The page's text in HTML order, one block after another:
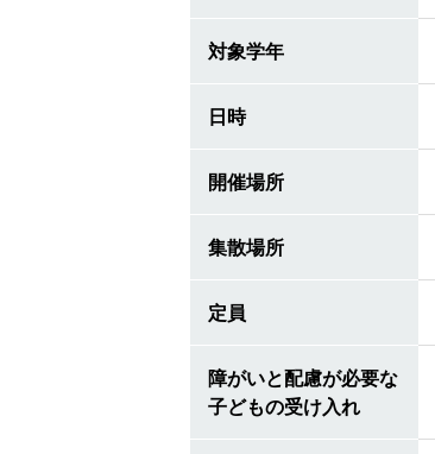
対象学年
日時
開催場所
集散場所
定員
障がいと配慮が必要な
子どもの受け入れ